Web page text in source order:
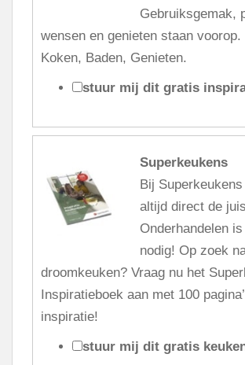
Gebruiksgemak,
wensen en genieten staan voorop.
Koken, Baden, Genieten.
stuur mij dit gratis
Superkeukens
Bij
altijd direct de
Onderhandelen
nodig! Op zoek
droomkeuken? Vraag nu het
Inspiratieboek aan met 100
inspiratie!
stuur mij dit gratis